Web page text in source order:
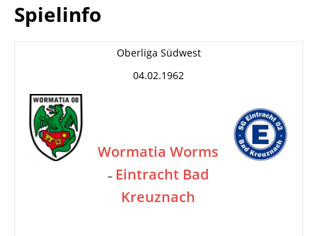
Spielinfo
Oberliga Südwest
04.02.1962
Wormatia Worms
– Eintracht Bad
Kreuznach